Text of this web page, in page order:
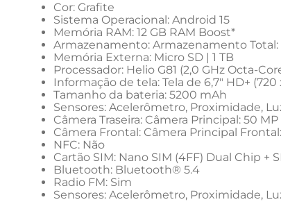
Cor: Grafite
Sistema Operacional: Android 15
Memória RAM: 12 GB RAM Boost*
Armazenamento: Armazenamento Total:
Memória Externa: Micro SD | 1 TB
Processador: Helio G81 (2,0 GHz Octa-
Informação de tela: Tela de 6,7" HD+ (720
Tamanho da bateria: 5200 mAh
Sensores: Acelerômetro, Proximidade,
Câmera Traseira: Câmera Principal: 50
Câmera Frontal: Câmera Principal
NFC: Não
Cartão SIM: Nano SIM (4FF) Dual Chip +
Bluetooth: Bluetooth® 5.4
Radio FM: Sim
Sensores: Acelerômetro, Proximidade,